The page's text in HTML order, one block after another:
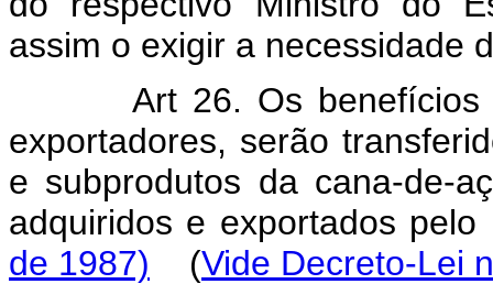
assim o exigir a necessidade
Art 26. Os
exportadores, serão
e subprodutos da cana-de-
adquiridos e exportados
de 1987)
(Vide Decreto-Lei